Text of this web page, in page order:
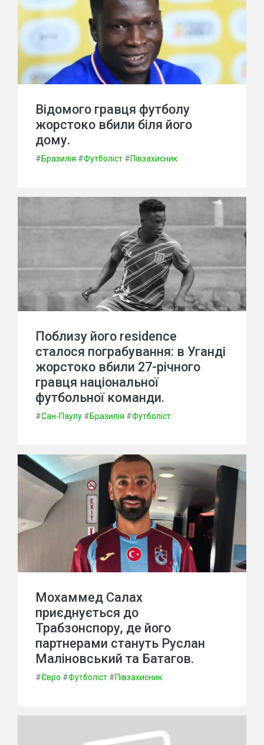
Відомого гравця футболу
жорстоко вбили біля його
дому.
#Бразилія #Футболіст #Півзахисник
Поблизу його residence
сталося пограбування: в Уганді
жорстоко вбили 27-річного
гравця національної
футбольної команди.
#Сан-Паулу #Бразилія #Футболіст
Мохаммед Салах
приєднується до
Трабзонспору, де його
партнерами стануть Руслан
Маліновський та Батагов.
#Євро #Футболіст #Півзахисник